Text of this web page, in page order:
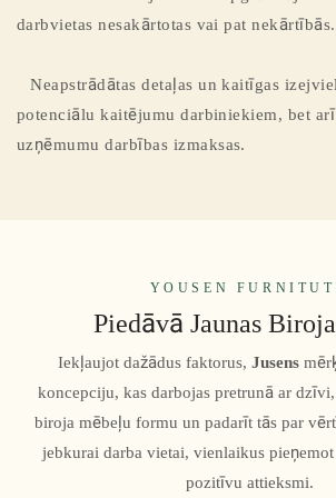
darbvietas nesakārtotas vai pat nekārtībās.
Neapstrādātas detaļas un kaitīgas
potenciālu kaitējumu darbiniekiem, bet
uzņēmumu darbības izmaksas.
YOUSEN
Piedāvā Jaunas
Iekļaujot dažādus faktorus, Jusens
koncepciju, kas darbojas pretrunā ar
biroja mēbeļu formu un padarīt tās par
jebkurai darba vietai, vienlaikus
pozitīvu attieksmi.